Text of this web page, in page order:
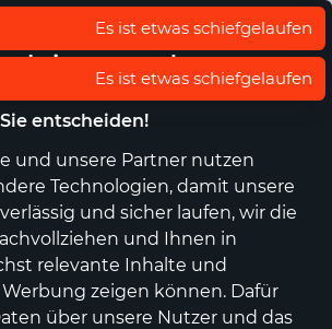
um unsere
und zu
entscheiden!
und unsere Partner nutzen
Technologien, damit unsere
und sicher laufen, wir die
und Ihnen in
relevante Inhalte und
zeigen können. Dafür
über unsere Nutzer und das
Angebote Sportartikel
Gesundheit &
Es ist etwas schiefgelaufen
Es ist etwas schiefgelaufen